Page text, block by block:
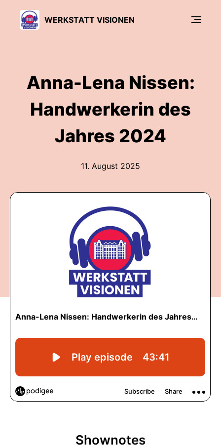
WERKSTATT VISIONEN
Anna-Lena Nissen:
Handwerkerin des
Jahres 2024
11. August 2025
Shownotes